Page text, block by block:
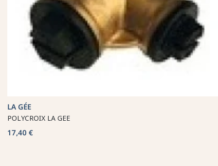
LA GÉE
POLYCROIX LA GEE
17,40 €